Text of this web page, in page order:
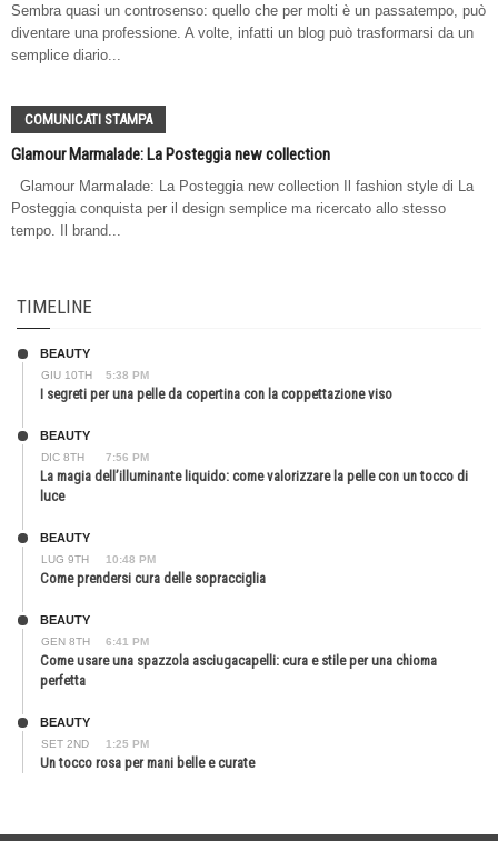
Sembra quasi un controsenso: quello che per molti è un passatempo, può
diventare una professione. A volte, infatti un blog può trasformarsi da un
semplice diario...
COMUNICATI STAMPA
Glamour Marmalade: La Posteggia new collection
Glamour Marmalade: La Posteggia new collection Il fashion style di La
Posteggia conquista per il design semplice ma ricercato allo stesso
tempo. Il brand...
TIMELINE
GIU 10TH 5:38 PM
BEAUTY
I segreti per una pelle da copertina con la coppettazione viso
DIC 8TH 7:56 PM
BEAUTY
La magia dell’illuminante liquido: come valorizzare la pelle con un tocco di
luce
LUG 9TH 10:48 PM
BEAUTY
Come prendersi cura delle sopracciglia
GEN 8TH 6:41 PM
BEAUTY
Come usare una spazzola asciugacapelli: cura e stile per una chioma
perfetta
SET 2ND 1:25 PM
BEAUTY
Un tocco rosa per mani belle e curate